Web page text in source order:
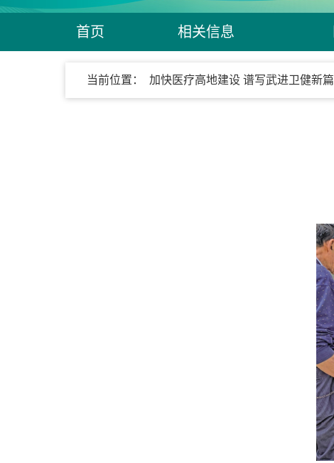
首页 相关信息
当前位置： 加快医疗高地建设 谱写武进卫健新篇